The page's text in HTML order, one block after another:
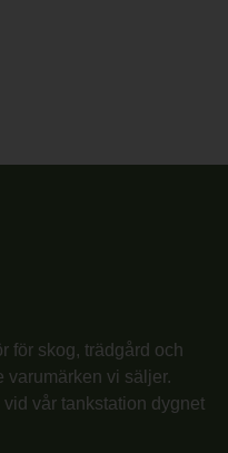
för skog, trädgård och
varumärken vi säljer.
vår tankstation dygnet